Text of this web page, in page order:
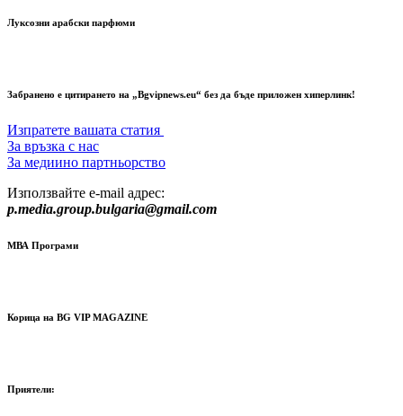
Луксозни арабски парфюми
Забранено е цитирането на „Bgvipnews.eu“ без да бъде приложен хиперлинк!
Изпратете вашата статия
За връзка с нас
За медиино партньорство
Използвайте e-mail адрес:
p.media.group.bulgaria@gmail.com
МВА Програми
Корица на BG VIP MAGAZINE
Приятели: